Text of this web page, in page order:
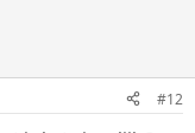
#12